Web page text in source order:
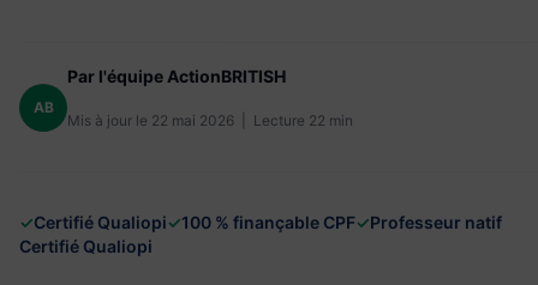
AB
Par l'équipe ActionBRITISH
Mis à jour le 22 mai 2026 | Lecture 22 min
✓Certifié Qualiopi✓100 % finançable CPF✓Professeur natif
Certifié Qualiopi